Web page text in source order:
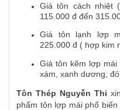
Giá tôn cách nhiệt
115.000 đ đến
Giá tôn lạnh lợp
225.000 đ ( hợp kim
Giá tôn kẽm lợp
xám, xanh dương,
Tôn Thép Nguyễn Thi
phẩm tôn lợp mái phổ